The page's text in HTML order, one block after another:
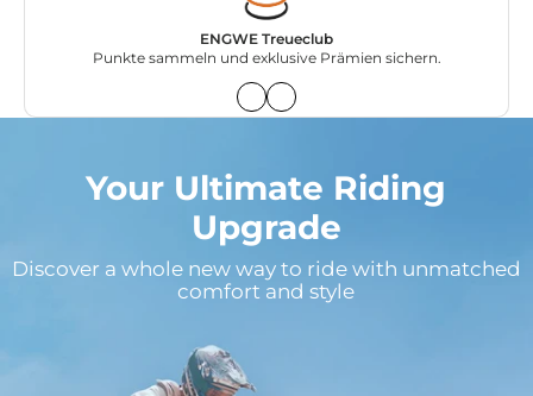
ENGWE Treueclub
Punkte sammeln und exklusive Prämien sichern.
Your Ultimate Riding
Upgrade
Discover a whole new way to ride with unmatched
comfort and style